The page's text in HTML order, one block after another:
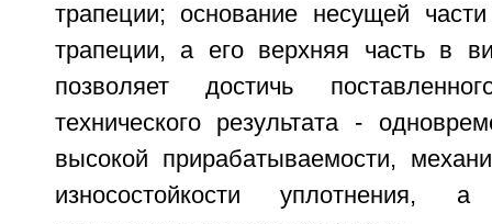
трапеции; основание несущей
трапеции, а его верхняя часть в
позволяет достичь
технического результата -
высокой прирабатываемости,
износостойкости уплотнения,